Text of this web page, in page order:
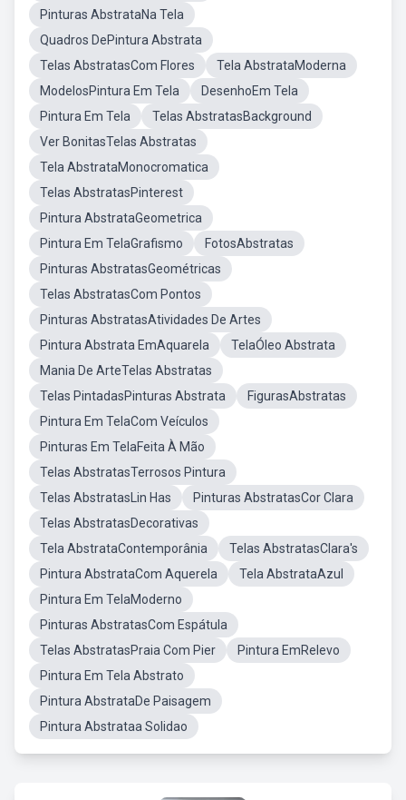
Pinturas AbstrataNa Tela
Quadros DePintura Abstrata
Telas AbstratasCom Flores
Tela AbstrataModerna
ModelosPintura Em Tela
DesenhoEm Tela
Pintura Em Tela
Telas AbstratasBackground
Ver BonitasTelas Abstratas
Tela AbstrataMonocromatica
Telas AbstratasPinterest
Pintura AbstrataGeometrica
Pintura Em TelaGrafismo
FotosAbstratas
Pinturas AbstratasGeométricas
Telas AbstratasCom Pontos
Pinturas AbstratasAtividades De Artes
Pintura Abstrata EmAquarela
TelaÓleo Abstrata
Mania De ArteTelas Abstratas
Telas PintadasPinturas Abstrata
FigurasAbstratas
Pintura Em TelaCom Veículos
Pinturas Em TelaFeita À Mão
Telas AbstratasTerrosos Pintura
Telas AbstratasLin Has
Pinturas AbstratasCor Clara
Telas AbstratasDecorativas
Tela AbstrataContemporânia
Telas AbstratasClara's
Pintura AbstrataCom Aquerela
Tela AbstrataAzul
Pintura Em TelaModerno
Pinturas AbstratasCom Espátula
Telas AbstratasPraia Com Pier
Pintura EmRelevo
Pintura Em Tela Abstrato
Pintura AbstrataDe Paisagem
Pintura Abstrataa Solidao